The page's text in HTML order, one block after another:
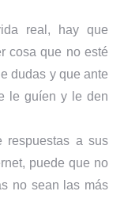
real, hay que
cosa que no esté
dudas y que ante
le guíen y le den
respuestas a sus
puede que no
no sean las más